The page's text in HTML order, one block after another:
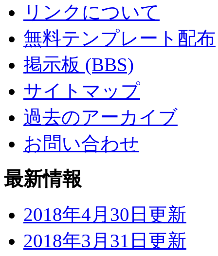
リンクについて
無料テンプレート配布
掲示板 (BBS)
サイトマップ
過去のアーカイブ
お問い合わせ
最新情報
2018年4月30日更新
2018年3月31日更新